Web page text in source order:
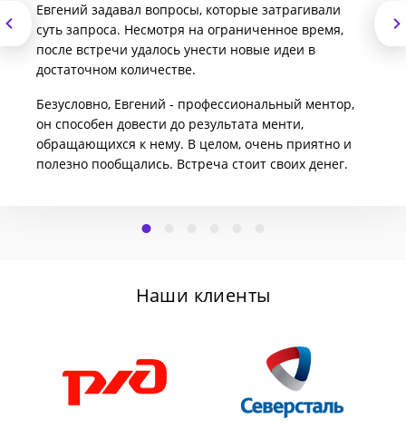
Евгений задавал вопросы, которые затрагивали
суть запроса. Несмотря на ограниченное время,
после встречи удалось унести новые идеи в
достаточном количестве.
Безусловно, Евгений - профессиональный ментор,
он способен довести до результата менти,
обращающихся к нему. В целом, очень приятно и
полезно пообщались. Встреча стоит своих денег.
Наши клиенты